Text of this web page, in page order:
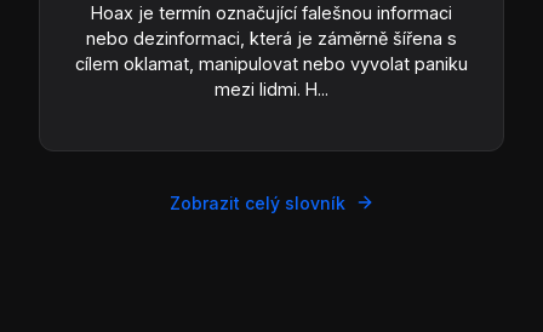
Hoax je termín označující falešnou informaci
nebo dezinformaci, která je záměrně šířena s
cílem oklamat, manipulovat nebo vyvolat paniku
mezi lidmi. H...
Zobrazit celý slovník